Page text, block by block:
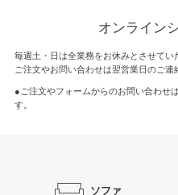
オンライン
毎週土・日は全業務をお休みとさせて
ご注文やお問い合わせは翌営業日のご連
●ご注文やフォームからのお問い合わせは
す。
ソファ